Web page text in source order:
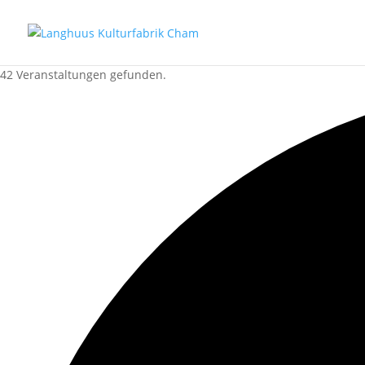
42 Veranstaltungen gefunden.